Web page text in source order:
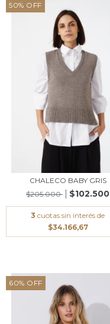
50% OFF
CHALECO BABY GRIS
$205.000
$102.500
3 cuotas sin interés de
$34.166,67
60% OFF